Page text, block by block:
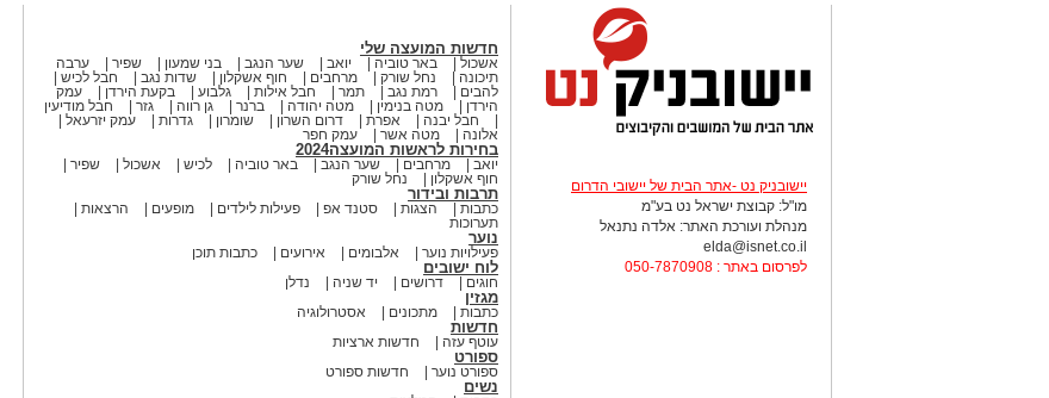
יישובניק נט -אתר הבית של יישובי הדרום
מו"ל: קבוצת ישראל נט בע"מ
מנהלת ועורכת האתר: אלדה נתנאל
elda@isnet.co.il
לפרסום באתר : 050-7870908
חדשות המועצה שלי
אשכול באר טוביה יואב שער הנגב בני שמעון שפיר
ערבה
תיכונה
נחל שורק מרחבים חוף אשקלון שדות נגב
חבל לכיש
להבים
רמת נגב תמר חבל אילות גלבוע בקעת הירדן
עמק
הירדן
מטה בנימין מטה יהודה ברנר גן רווה גזר
חבל מודיעין
חבל יבנה
אפרת דרום השרון שומרון גדרות
עמק יזרעאל
אלונה
מטה אשר עמק חפר
בחירות לראשות המועצה2024
יואב מרחבים שער הנגב באר טוביה לכיש אשכול
שפיר
חוף אשקלון
נחל שורק
תרבות ובידור
כתבות הצגות סטנד אפ פעילות לילדים מופעים
הרצאות
תערוכות
נוער
פעילויות נוער אלבומים אירועים כתבות תוכן
לוח ישובים
חוגים דרושים יד שניה נדלן
מגזין
כתבות מתכונים אסטרולוגיה
חדשות
עוטף עזה חדשות ארציות
ספורט
ספורט נוער חדשות ספורט
נשים